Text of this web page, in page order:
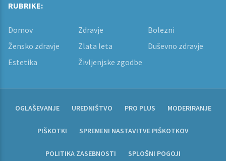
RUBRIKE:
Domov Zdravje
Bolezni
Žensko zdravje
Zlata leta
Duševno zdravje
Estetika
Življenjske zgodbe
OGLAŠEVANJE UREDNIŠTVO PRO PLUS MODERIRANJE
PIŠKOTKI SPREMENI NASTAVITVE PIŠKOTKOV
POLITIKA ZASEBNOSTI SPLOŠNI POGOJI